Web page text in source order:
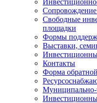
Сопровождение
Свободные
площадки
Формы
Выставки,
Контакты
Форма
Муниципально-